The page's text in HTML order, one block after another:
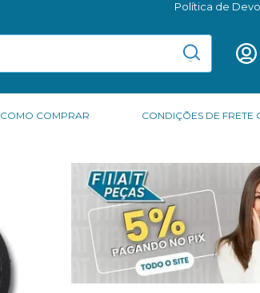
Política de
COMO COMPRAR CONDIÇÕES DE FRETE